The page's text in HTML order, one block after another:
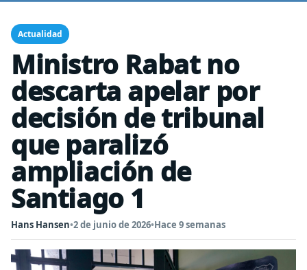
Actualidad
Ministro Rabat no
descarta apelar por
decisión de tribunal
que paralizó
ampliación de
Santiago 1
Hans Hansen•2 de junio de 2026•Hace 9 semanas